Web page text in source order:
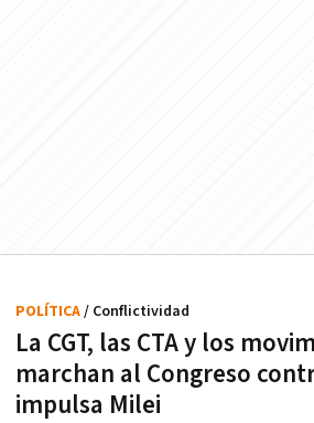
La CGT, las CTA y los
marchan al Congreso
impulsa Milei
POLÍTICA/ Conflictividad